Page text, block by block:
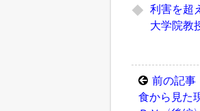
利害を超
大学院教
前の記事
食から見た